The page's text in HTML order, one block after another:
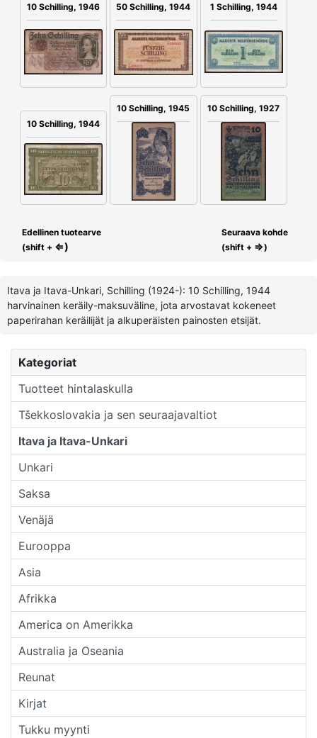
Kategoriat
Tuotteet hintalaskulla
Tšekkoslovakia ja sen seuraajavaltiot
Itava ja Itava-Unkari
Unkari
Saksa
Venäjä
Eurooppa
Asia
Afrikka
America on Amerikka
Australia ja Oseania
Reunat
Kirjat
Tukku myynti
10 Schilling, 1946 50 Schilling, 1944 1 Schilling, 1944
10 Schilling, 1944
10 Schilling, 1945 10 Schilling, 1927
Edellinen tuotearve
(shift + ⇐)
Seuraava kohde
(shift + ⇒)
Itava ja Itava-Unkari, Schilling (1924-): 10 Schilling, 1944
harvinainen keräily-maksuväline, jota arvostavat kokeneet
paperirahan keräilijät ja alkuperäisten painosten etsijät.